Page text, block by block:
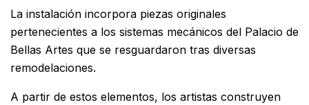
La instalación incorpora piezas originales
pertenecientes a los sistemas mecánicos del Palacio de
Bellas Artes que se resguardaron tras diversas
remodelaciones.
A partir de estos elementos, los artistas construyen